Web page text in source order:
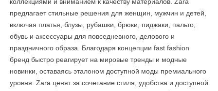
предлагает стильные решения для женщин, мужчин и детей,
включая платья, блузы, рубашки, брюки, пиджаки, пальто,
обувь и аксессуары для повседневного, делового и
праздничного образа. Благодаря концепции fast fashion
бренд быстро реагирует на мировые тренды и модные
новинки, оставаясь эталоном доступной моды премиального
уровня. Zara ценят за сочетание стиля, удобства и доступной